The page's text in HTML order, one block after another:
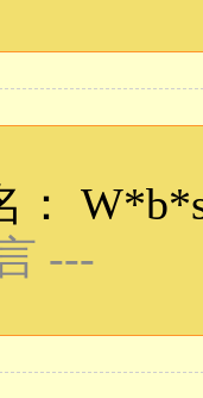
---